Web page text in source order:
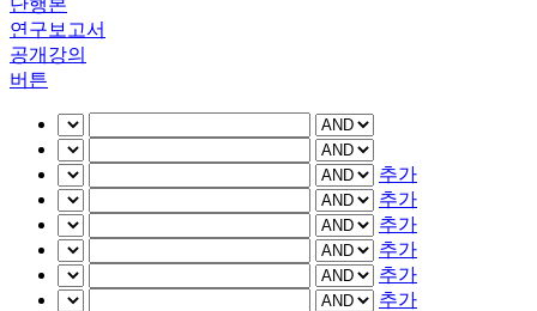
단행본
연구보고서
공개강의
버튼
추가
추가
추가
추가
추가
추가